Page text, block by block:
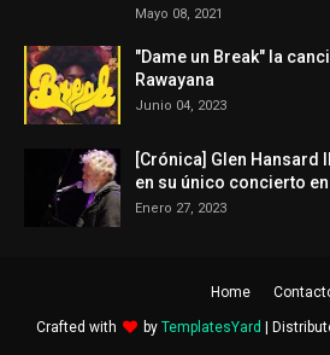
Mayo 08, 2021
"Dame un Break" la
Rawayana
Junio 04, 2023
[Crónica] Glen Hansard
en su único concierto
Enero 27, 2023
Home
Crafted with by TemplatesYard |